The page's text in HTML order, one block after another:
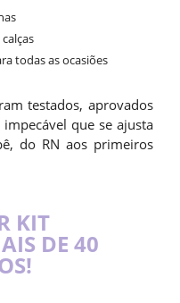
todas as ocasiões
testados, aprovados
que se ajusta
do RN aos primeiros
KIT
DE 40